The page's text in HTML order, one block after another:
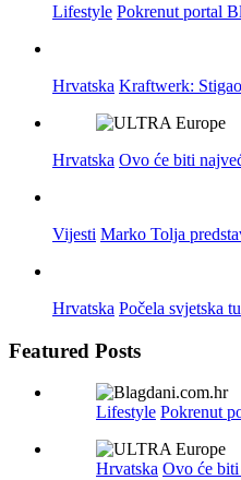
Lifestyle Pokrenut portal
Hrvatska Kraftwerk:
Hrvatska Ovo će biti
Vijesti Marko Tolja
Hrvatska Počela svjetska
Featured Posts
Lifestyle Pokrenut
Hrvatska Ovo će